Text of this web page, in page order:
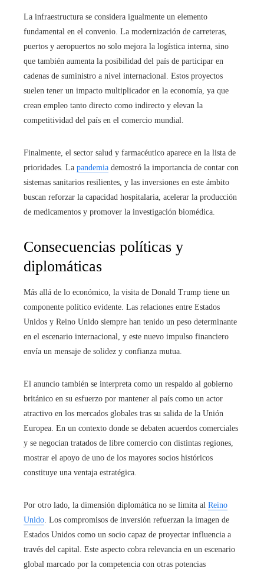
La infraestructura se considera igualmente un elemento
fundamental en el convenio. La modernización de carreteras,
puertos y aeropuertos no solo mejora la logística interna, sino
que también aumenta la posibilidad del país de participar en
cadenas de suministro a nivel internacional. Estos proyectos
suelen tener un impacto multiplicador en la economía, ya que
crean empleo tanto directo como indirecto y elevan la
competitividad del país en el comercio mundial.
Finalmente, el sector salud y farmacéutico aparece en la lista de
prioridades. La pandemia demostró la importancia de contar con
sistemas sanitarios resilientes, y las inversiones en este ámbito
buscan reforzar la capacidad hospitalaria, acelerar la producción
de medicamentos y promover la investigación biomédica.
Consecuencias políticas y
diplomáticas
Más allá de lo económico, la visita de Donald Trump tiene un
componente político evidente. Las relaciones entre Estados
Unidos y Reino Unido siempre han tenido un peso determinante
en el escenario internacional, y este nuevo impulso financiero
envía un mensaje de solidez y confianza mutua.
El anuncio también se interpreta como un respaldo al gobierno
británico en su esfuerzo por mantener al país como un actor
atractivo en los mercados globales tras su salida de la Unión
Europea. En un contexto donde se debaten acuerdos comerciales
y se negocian tratados de libre comercio con distintas regiones,
mostrar el apoyo de uno de los mayores socios históricos
constituye una ventaja estratégica.
Por otro lado, la dimensión diplomática no se limita al Reino
Unido. Los compromisos de inversión refuerzan la imagen de
Estados Unidos como un socio capaz de proyectar influencia a
través del capital. Este aspecto cobra relevancia en un escenario
global marcado por la competencia con otras potencias